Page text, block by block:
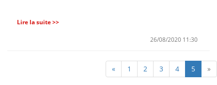
Lire la suite >>
26/08/2020 11:30
« 1 2 3 4 5 »